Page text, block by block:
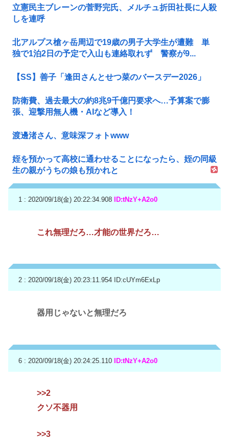
立憲民主ブレーンの菅野完氏、メルチュ折田社長に人殺
しを連呼
北アルプス槍ヶ岳周辺で19歳の男子大学生が遭難 単
独で1泊2日の予定で入山も連絡取れず 警察が9...
【SS】善子「逢田さんとせつ菜のバースデー2026」
防衛費、過去最大の約8兆9千億円要求へ…予算案で膨
張、迎撃用無人機・AIなど導入！
渡邊渚さん、意味深フォトwww
姪を預かって高校に通わせることになったら、姪の同級
生の親がうちの娘も預かれと
1 : 2020/09/18(金) 20:22:34.908 ID:tNzY+A2o0
これ無理だろ…才能の世界だろ…
2 : 2020/09/18(金) 20:23:11.954 ID:cUYm6ExLp
器用じゃないと無理だろ
6 : 2020/09/18(金) 20:24:25.110 ID:tNzY+A2o0
>>2
クソ不器用
>>3